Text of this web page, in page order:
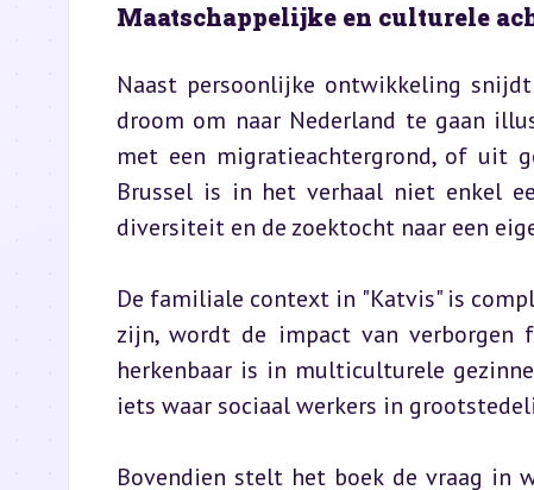
Maatschappelijke en culturele
Naast persoonlijke ontwikkeling snijdt
droom om naar Nederland te gaan
met een migratieachtergrond, of uit
Brussel is in het verhaal niet enkel
diversiteit en de zoektocht naar een
De familiale context in "Katvis" is
zijn, wordt de impact van verborgen
herkenbaar is in multiculturele
iets waar sociaal werkers in
Bovendien stelt het boek de vraag in